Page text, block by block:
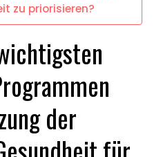
zu priorisieren?
der